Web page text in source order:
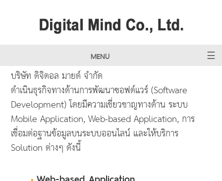
MENU
บริษัท ดิจิตอล มายด์ จำกัด
ดำเนินธุรกิจทางด้านการพัฒนาซอฟต์แวร์ (Software
Development) โดยมีความเชี่ยวชาญทางด้าน ระบบ
Mobile Application, Web-based Application, การ
เชื่อมต่อฐานข้อมูลบนระบบออนไลน์ และให้บริการ
Solution ต่างๆ ดังนี้